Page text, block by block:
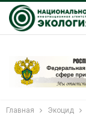
Главная Экоцид